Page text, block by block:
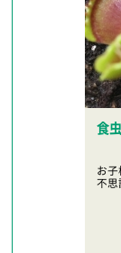
食
お
不思